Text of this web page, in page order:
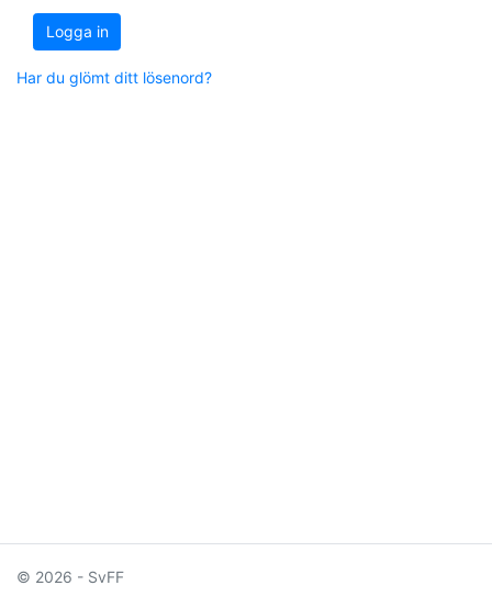
Logga in
Har du glömt ditt lösenord?
© 2026 - SvFF